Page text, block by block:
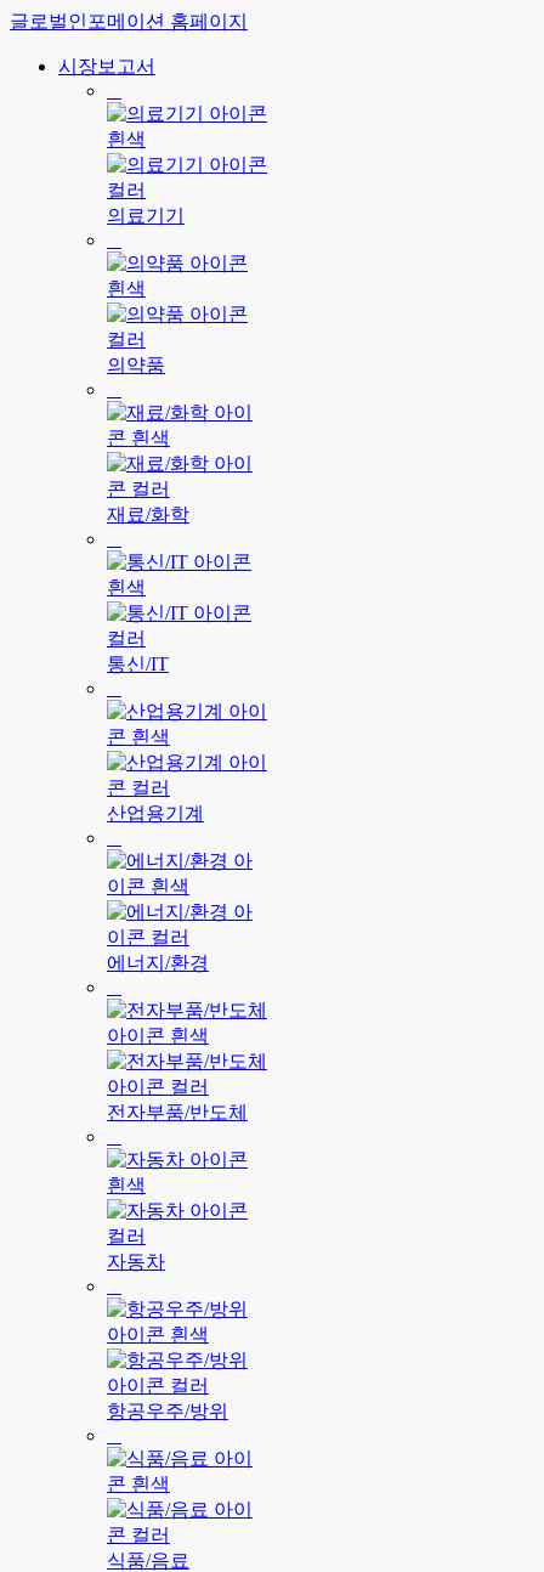
글로벌인포메이션 홈페이지
시장보고서
의료기기
의약품
재료/화학
통신/IT
산업용기계
에너지/환경
전자부품/반도체
자동차
항공우주/방위
식품/음료